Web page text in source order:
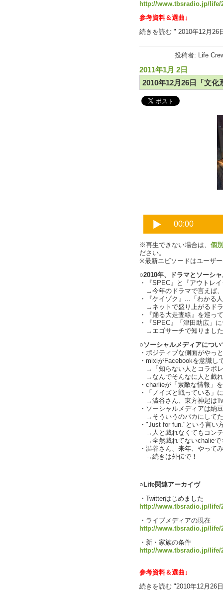
http://www.tbsradio.jp/life/
参考資料＆選曲↓
続きを読む " 2010年12月26
投稿者: Life
2011年1月 2日
2010年12月26日「文化
※再生できない場合は、 個
ださい。
※最新エピソードはユーザ
○2010年、ドラマとソーシ
・『SPEC』と『アウトレ
→今年のドラマで言えば
・『ケイゾク』...「わかる
→ネットで盛り上がるド
・『踊る大走査線』を巡っ
・『SPEC』「津田助広」
→エゴサーチで知りまし
○ソーシャルメディアにつ
・ポジティブな側面がやっ
・mixiがFacebookを意識し
→「知らない人とコラボ
→なんでそんなに人と戯
・charlieが「素敵な情報」
・「ノイズと戦っている」
→澁谷さん、東方神起は
・ソーシャルメディアは納
→そういうのバカにして
・"Just for fun."という言い
→人と戯れなくてもコン
→全然戯れてないchalieで
・澁谷さん、来年、やって
→続きは外伝で！
○Life関連アーカイヴ
・Twitterはじめました
http://www.tbsradio.jp/life/
・ライブメディアの現在
http://www.tbsradio.jp/life/
・新・家族の条件
http://www.tbsradio.jp/life/
参考資料＆選曲↓
続きを読む "2010年12月26